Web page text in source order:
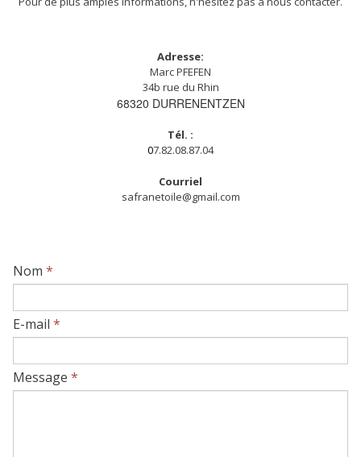
Adresse:
Marc PFEFEN
34b rue du Rhin
68320 DURRENENTZEN
Tél. :
07.82.08.87.04
Courriel
safranetoile@gmail.com
Nom *
E-mail *
Message *